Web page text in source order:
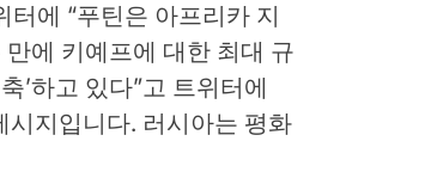
에 “푸틴은 아프리카 지
에 키예프에 대한 최대 규
’하고 있다”고 트위터에
시지입니다. 러시아는 평화